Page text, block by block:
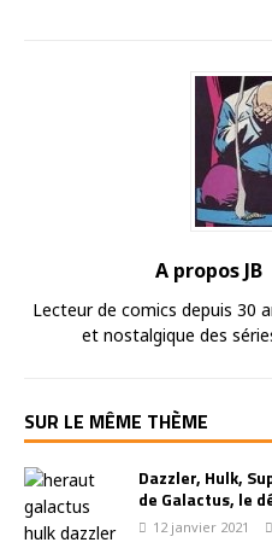
A propos JB
Lecteur de comics depuis 30
et nostalgique des
SUR LE MÊME THÈME
Dazzler, Hulk,
de Galactus, le
12 janvier 2021